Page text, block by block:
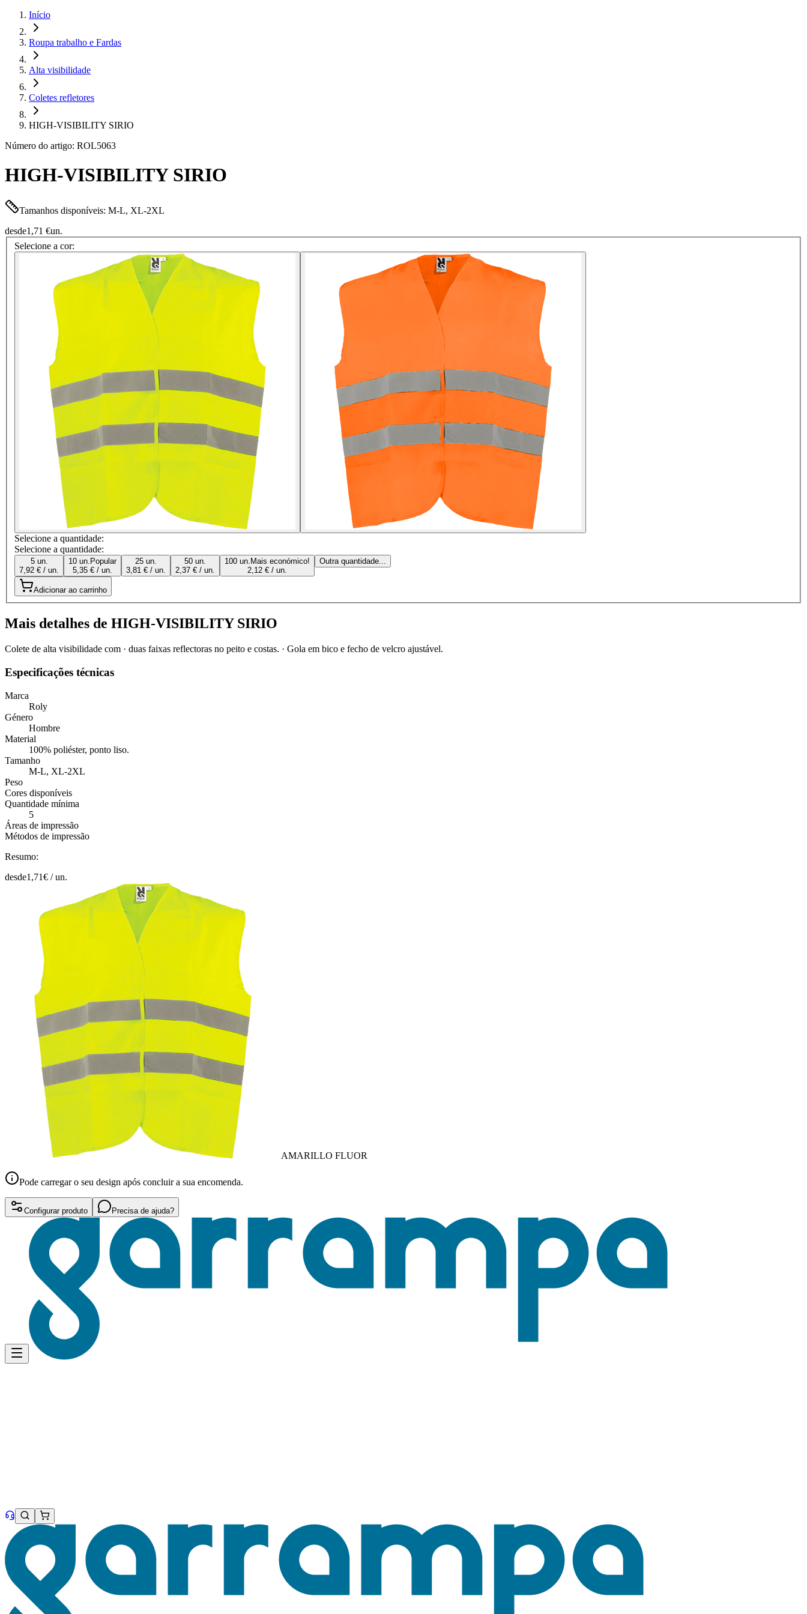
Início
Roupa trabalho e Fardas
Alta visibilidade
Coletes refletores
HIGH-VISIBILITY SIRIO
Número do artigo: ROL5063
HIGH-VISIBILITY SIRIO
Tamanhos disponíveis: M-L, XL-2XL
desde1,71 €un.
Selecione a cor:
Selecione a quantidade:
Selecione a quantidade:
5 un.
7,92 € / un.
10 un. Popular
5,35 € / un.
25 un.
3,81 € / un.
50 un.
2,37 € / un.
100 un. Mais económico!
2,12 € / un.
Outra quantidade...
Adicionar ao carrinho
Mais detalhes de HIGH-VISIBILITY SIRIO
Colete de alta visibilidade com · duas faixas reflectoras no peito e costas. · Gola em bico e fecho de velcro ajustável.
Especificações técnicas
Marca
Roly
Género
Hombre
Material
100% poliéster, ponto liso.
Tamanho
M-L, XL-2XL
Peso
Cores disponíveis
Quantidade mínima
5
Áreas de impressão
Métodos de impressão
Resumo:
desde1,71€ /un.
AMARILLO FLUOR
Pode carregar o seu design após concluir a sua encomenda.
Configurar produto Precisa de ajuda?